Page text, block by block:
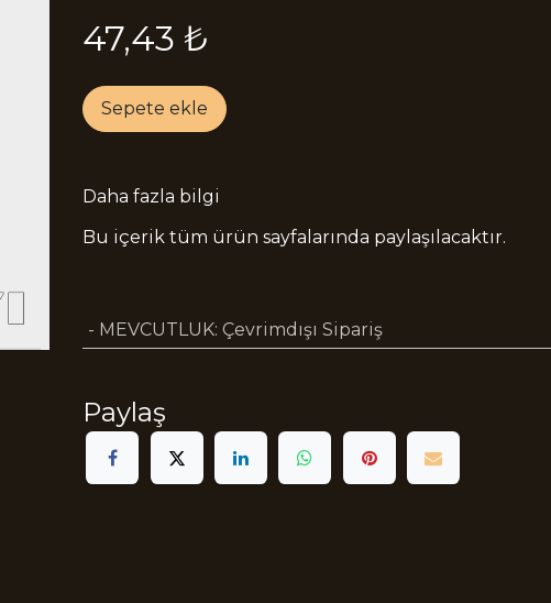
47,43 ₺
Sepete ekle
Daha fazla bilgi
Bu içerik tüm ürün sayfalarında paylaşılacaktır.
- MEVCUTLUK: Çevrimdışı Sipariş
Paylaş